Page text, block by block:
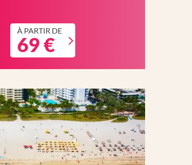
À PARTIR DE
69 €